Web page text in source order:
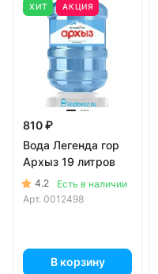
ХИТ АКЦИЯ
810 ₽
Вода Легенда гор
Архыз 19 литров
4.2
Есть в наличии
Арт. 0012498
В корзину